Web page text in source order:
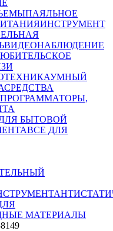
ПАЯЛЬНОЕ
ИНСТРУМЕНТ
ВИДЕОНАБЛЮДЕНИЕ
УМНЫЙ
СРЕДСТВА
БЫТОВОЙ
ВСЕ ДЛЯ
МАТЕРИАЛЫ